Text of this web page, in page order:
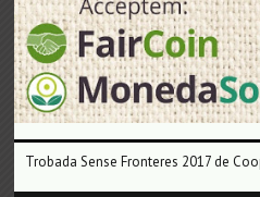
Trobada Sense Fronteres 2017 de